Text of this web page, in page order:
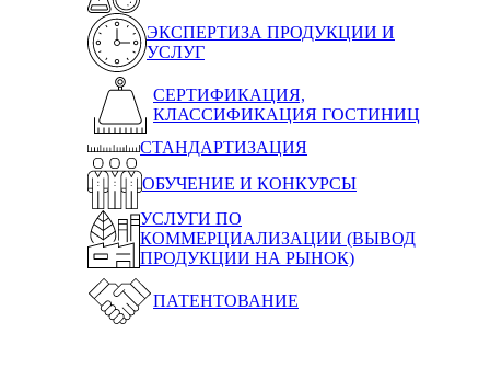
ЭКСПЕРТИЗА ПРОДУКЦИИ И
УСЛУГ
СЕРТИФИКАЦИЯ,
КЛАССИФИКАЦИЯ ГОСТИНИЦ
СТАНДАРТИЗАЦИЯ
ОБУЧЕНИЕ И КОНКУРСЫ
УСЛУГИ ПО
КОММЕРЦИАЛИЗАЦИИ (ВЫВОД
ПРОДУКЦИИ НА РЫНОК)
ПАТЕНТОВАНИЕ